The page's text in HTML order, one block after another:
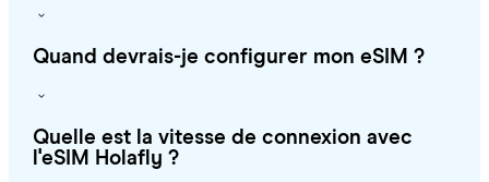
Quand devrais-je configurer mon eSIM ?
Quelle est la vitesse de connexion avec
l'eSIM Holafly ?